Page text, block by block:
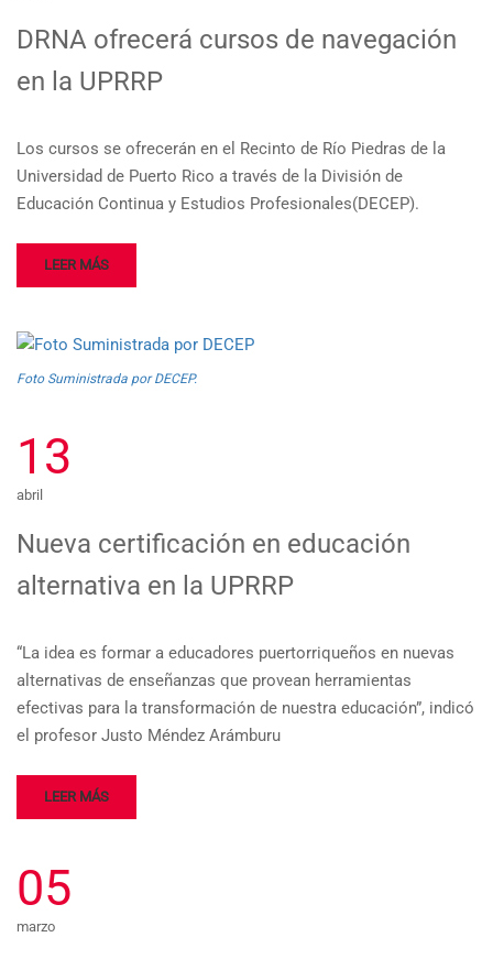
DRNA ofrecerá cursos de navegación
en la UPRRP
Los cursos se ofrecerán en el Recinto de Río Piedras de la
Universidad de Puerto Rico a través de la División de
Educación Continua y Estudios Profesionales(DECEP).
LEER MÁS
Foto Suministrada por DECEP.
13
abril
Nueva certificación en educación
alternativa en la UPRRP
“La idea es formar a educadores puertorriqueños en nuevas
alternativas de enseñanzas que provean herramientas
efectivas para la transformación de nuestra educación”, indicó
el profesor Justo Méndez Arámburu
LEER MÁS
05
marzo